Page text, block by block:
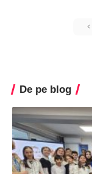
De pe blog